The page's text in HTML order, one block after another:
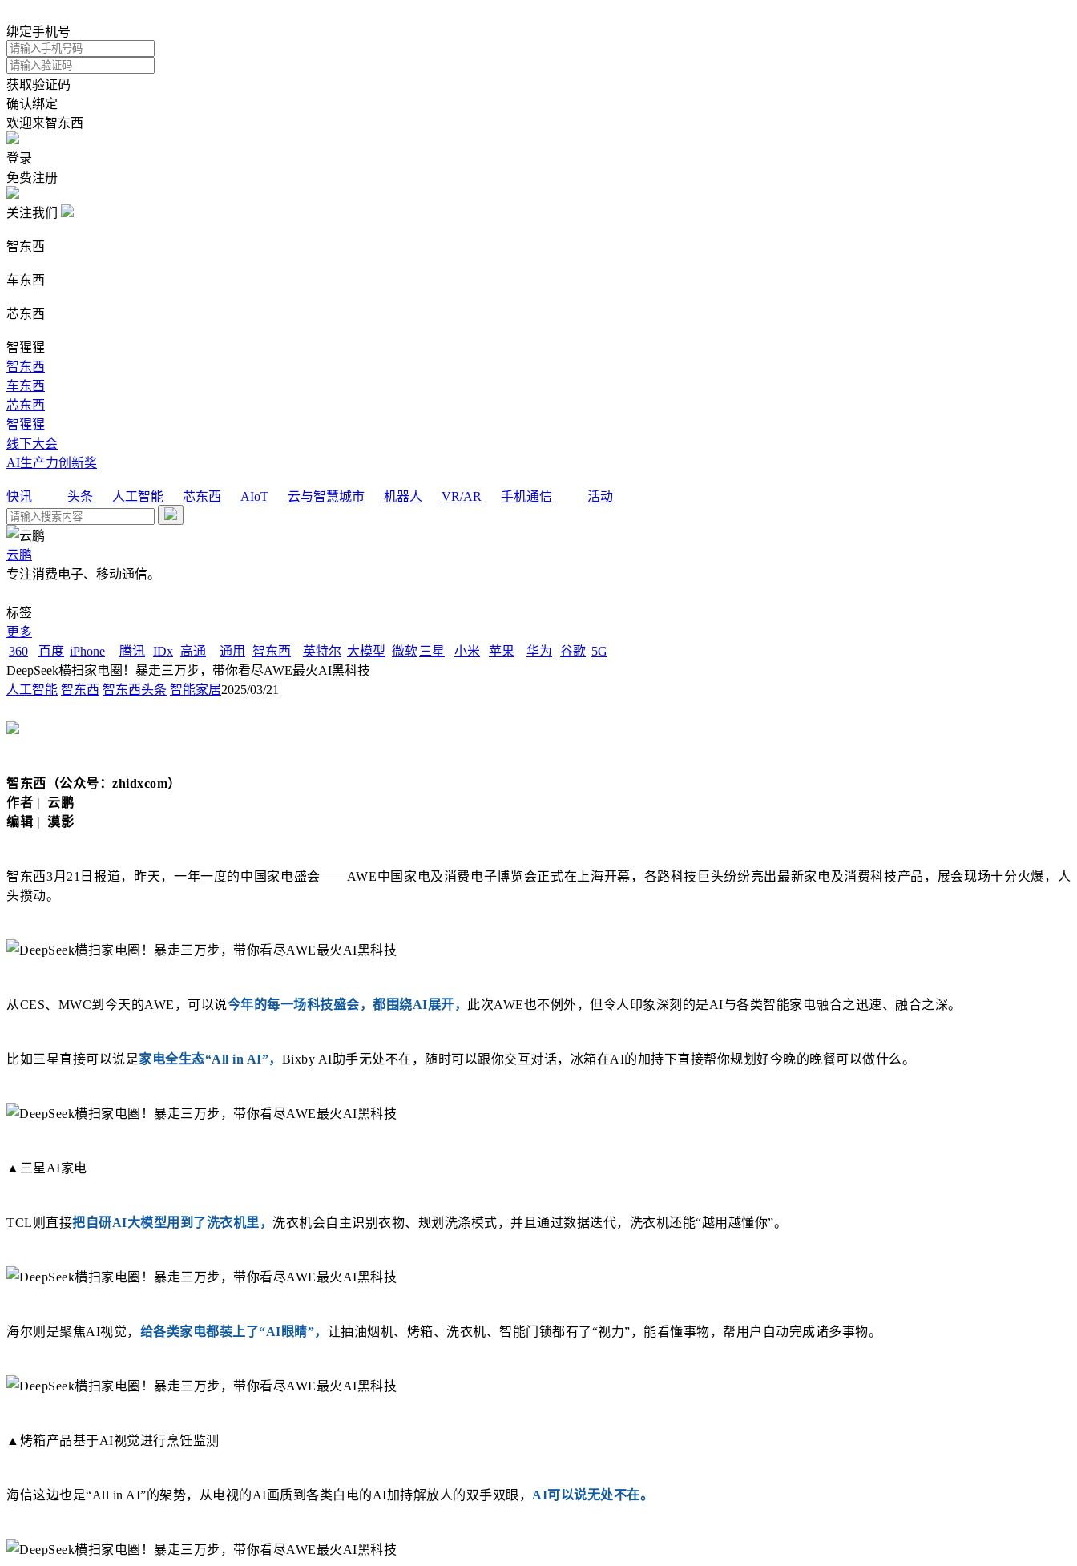
绑定手机号
获取验证码
确认绑定
欢迎来智东西
登录
免费注册
关注我们
智东西
车东西
芯东西
智猩猩
智东西
车东西
芯东西
智猩猩
线下大会
AI生产力创新奖
快讯 头条 人工智能 芯东西 AIoT 云与智慧城市 机器人 VR/AR 手机通信 活动
云鹏
专注消费电子、移动通信。
标签
更多
360
百度 iPhone 腾讯 IDx 高通 通用 智东西 英特尔 大模型 微软 三星 小米 苹果 华为 谷歌 5G
DeepSeek横扫家电圈！暴走三万步，带你看尽AWE最火AI黑科技
人工智能 智东西 智东西头条 智能家居2025/03/21
智东西（公众号：zhidxcom）
作者 | 云鹏
编辑 | 漠影
智东西3月21日报道，昨天，一年一度的中国家电盛会——AWE中国家电及消费电子博览会正式在上海开幕，各路科技巨头纷纷亮出最新家电及消费科技产品，展会现场十分火爆，人
头攒动。
从CES、MWC到今天的AWE，可以说今年的每一场科技盛会，都围绕AI展开， 此次AWE也不例外，但令人印象深刻的是AI与各类智能家电融合之迅速、融合之深。
比如三星直接可以说是家电全生态“All in AI”， Bixby AI助手无处不在，随时可以跟你交互对话，冰箱在AI的加持下直接帮你规划好今晚的晚餐可以做什么。
▲三星AI家电
TCL则直接把自研AI大模型用到了洗衣机里， 洗衣机会自主识别衣物、规划洗涤模式，并且通过数据迭代，洗衣机还能“越用越懂你”。
海尔则是聚焦AI视觉， 给各类家电都装上了“AI眼睛”， 让抽油烟机、烤箱、洗衣机、智能门锁都有了“视力”，能看懂事物，帮用户自动完成诸多事物。
▲烤箱产品基于AI视觉进行烹饪监测
海信这边也是“All in AI”的架势，从电视的AI画质到各类白电的AI加持解放人的双手双眼， AI可以说无处不在。